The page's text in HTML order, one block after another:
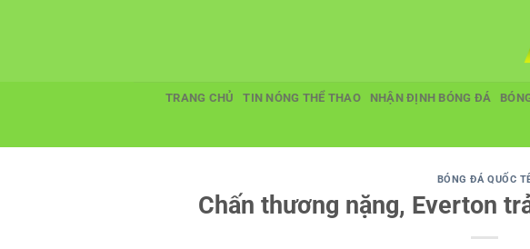
TRANG CHỦ TIN NÓNG THỂ THAO NHẬN ĐỊNH BÓNG ĐÁ
BÓNG ĐÁ QUỐC
Chấn thương nặng, Everton